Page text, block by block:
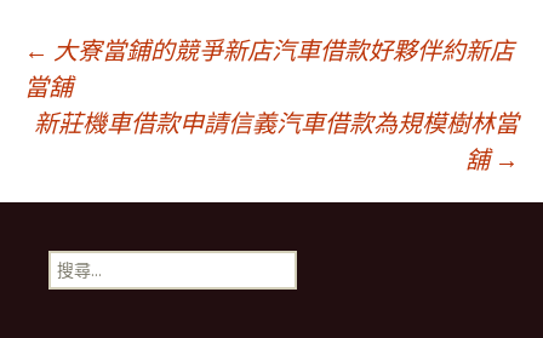
文
章
導
航
← 大寮當鋪的競爭新店汽車借款好夥伴約新店
當舖
新莊機車借款申請信義汽車借款為規模樹林當
舖 →
搜
尋